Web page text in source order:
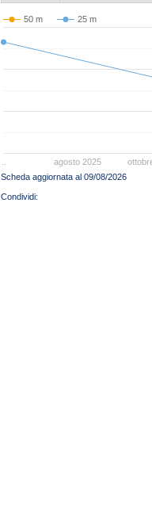
50 m 25 m
agosto 2025
Scheda aggiornata al 09/08/2026